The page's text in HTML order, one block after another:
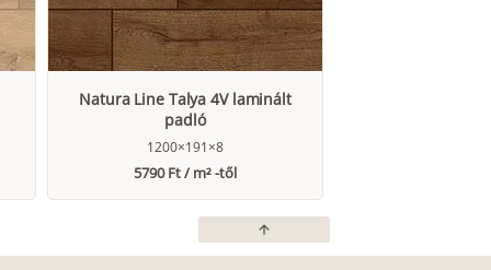
Natura Line Talya 4V laminált
padló
1200×191×8
5790 Ft / m² -től
arrow_upward